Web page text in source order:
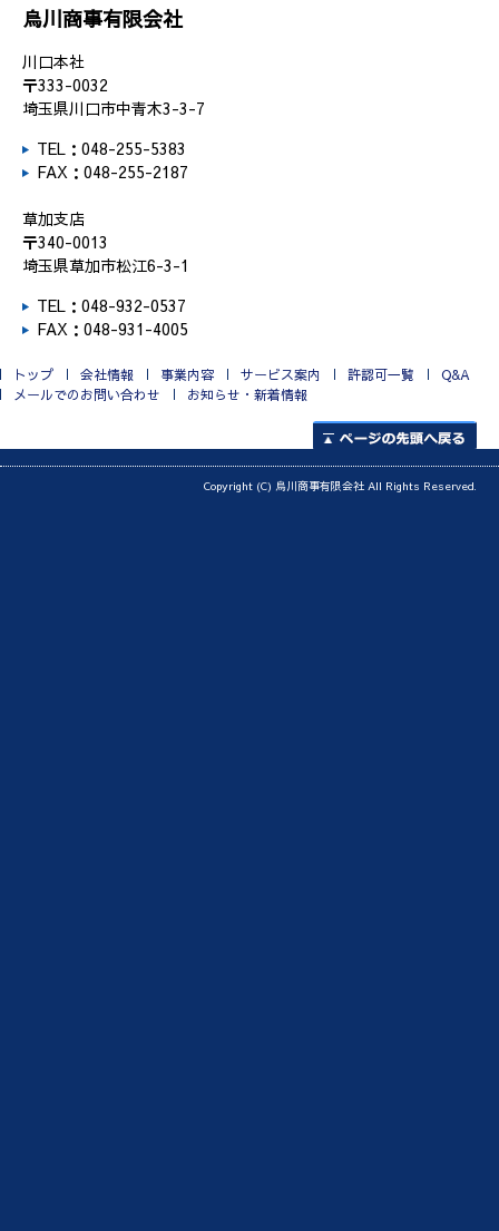
烏川商事有限会社
川口本社
〒333-0032
埼玉県川口市中青木3-3-7
TEL：048-255-5383
FAX：048-255-2187
草加支店
〒340-0013
埼玉県草加市松江6-3-1
TEL：048-932-0537
FAX：048-931-4005
トップ 会社情報 事業内容 サービス案内 許認可一覧
Q&A
メールでのお問い合わせ
お知らせ・新着情報
ページの先頭へ
Copyright (C) 烏川商事有限会社 All Rights Reserved.